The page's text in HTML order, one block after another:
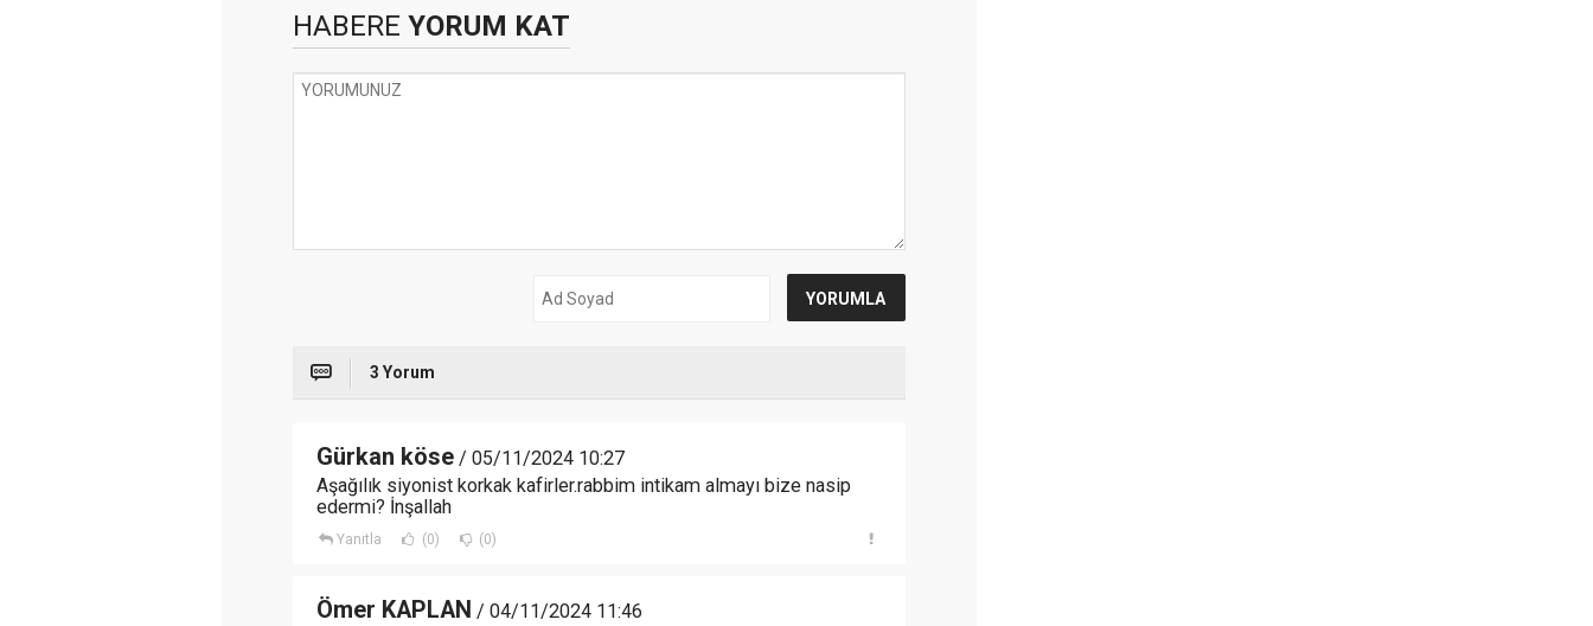
HABERE YORUM KAT
3 Yorum
Gürkan köse / 05/11/2024 10:27
Aşağılık siyonist korkak kafirler.rabbim intikam almayı bize nasip
edermi? İnşallah
Yanıtla (0) (0)
Ömer KAPLAN / 04/11/2024 11:46